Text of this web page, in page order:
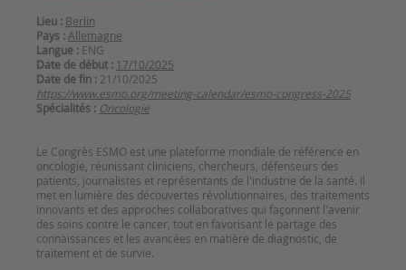
Lieu : Berlin
Pays : Allemagne
Langue : ENG
Date de début : 17/10/2025
Date de fin : 21/10/2025
https://www.esmo.org/meeting-calendar/esmo-congress-2025
Spécialités : Oncologie
Le Congrès ESMO est une plateforme mondiale de référence en
oncologie, réunissant cliniciens, chercheurs, défenseurs des
patients, journalistes et représentants de l'industrie de la santé. Il
met en lumière des découvertes révolutionnaires, des traitements
innovants et des approches collaboratives qui façonnent l'avenir
des soins contre le cancer, tout en favorisant le partage des
connaissances et les avancées en matière de diagnostic, de
traitement et de survie.